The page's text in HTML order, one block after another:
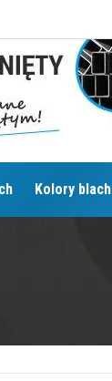
Kolory blach